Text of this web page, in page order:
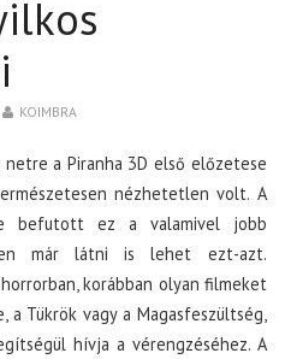
KOIMBRA
a Piranha 3D első előzetese
nézhetetlen volt. A
befutott ez a valamivel jobb
már látni is lehet ezt-azt.
korábban olyan filmeket
a Tükrök vagy a Magasfeszültség,
hívja a vérengzéséhez. A